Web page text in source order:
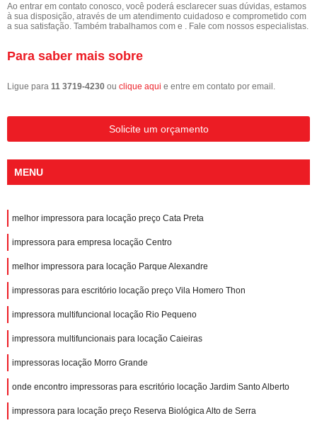
Ao entrar em contato conosco, você poderá esclarecer suas dúvidas, estamos
à sua disposição, através de um atendimento cuidadoso e comprometido com
a sua satisfação. Também trabalhamos com e . Fale com nossos especialistas.
Para saber mais sobre
Ligue para 11 3719-4230 ou clique aqui e entre em contato por email.
Solicite um orçamento
MENU
melhor impressora para locação preço Cata Preta
impressora para empresa locação Centro
melhor impressora para locação Parque Alexandre
impressoras para escritório locação preço Vila Homero Thon
impressora multifuncional locação Rio Pequeno
impressora multifuncionais para locação Caieiras
impressoras locação Morro Grande
onde encontro impressoras para escritório locação Jardim Santo Alberto
impressora para locação preço Reserva Biológica Alto de Serra